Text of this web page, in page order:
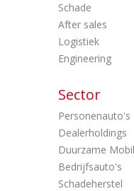
Schade
After sales
Logistiek
Engineering
Sector
Personenauto's
Dealerholdings
Duurzame
Bedrijfsauto's
Schadeherstel